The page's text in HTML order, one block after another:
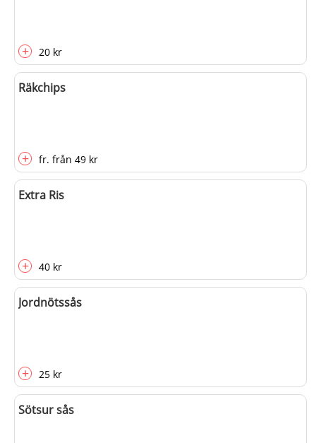
+ 20 kr
Räkchips
+ fr. från 49 kr
Extra Ris
+ 40 kr
Jordnötssås
+ 25 kr
Sötsur sås